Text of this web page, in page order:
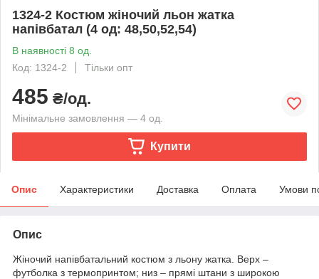
1324-2 Костюм жіночий льон жатка
напівбатал (4 од: 48,50,52,54)
В наявності 8 од.
Код: 1324-2
Тільки опт
485 ₴/од.
Мінімальне замовлення — 4 од.
Купити
Опис Характеристики Доставка Оплата Умови
Опис
Жіночий напівбатальний костюм з льону жатка. Верх –
футболка з термопринтом; низ – прямі штани з широкою